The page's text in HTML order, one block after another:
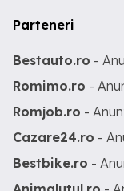
Parteneri
Bestauto.ro -
Romimo.ro -
Romjob.ro -
Cazare24.ro -
Bestbike.ro -